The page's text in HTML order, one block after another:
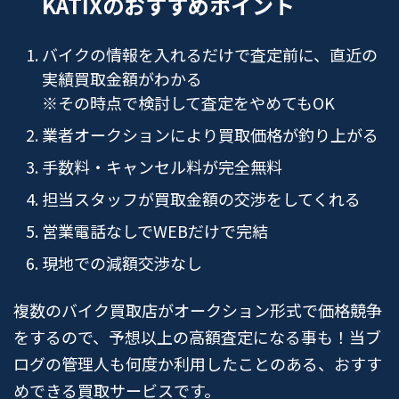
バイクの情報を入れるだけで査定前に、直近の
実績買取金額がわかる
※その時点で検討して査定をやめてもOK
業者オークションにより買取価格が釣り上がる
手数料・キャンセル料が完全無料
担当スタッフが買取金額の交渉をしてくれる
営業電話なしでWEBだけで完結
現地での減額交渉なし
複数のバイク買取店がオークション形式で価格競争
をするので、予想以上の高額査定になる事も！当ブ
ログの管理人も何度か利用したことのある、おすす
めできる買取サービスです。